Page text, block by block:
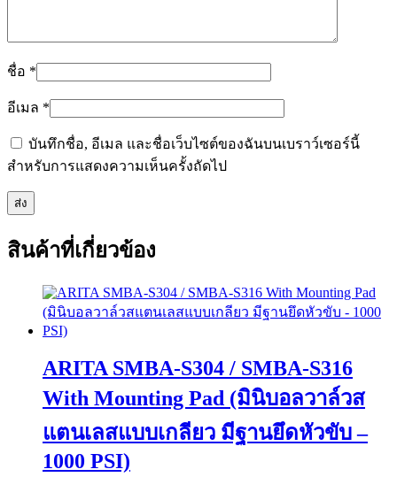
ชื่อ *
อีเมล *
บันทึกชื่อ, อีเมล และชื่อเว็บไซต์ของฉันบนเบราว์เซอร์นี้
สำหรับการแสดงความเห็นครั้งถัดไป
สินค้าที่เกี่ยวข้อง
ARITA SMBA-S304 / SMBA-S316
With Mounting Pad (มินิบอลวาล์วส
แตนเลสแบบเกลียว มีฐานยึดหัวขับ –
1000 PSI)